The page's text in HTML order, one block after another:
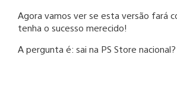
Agora vamos ver se esta versão fará
tenha o sucesso merecido!
A pergunta é: sai na PS Store nacional?